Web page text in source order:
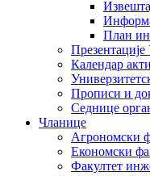
План
Презентације
Календар
Прописи и
Седнице
Чланице
Агрономски
Економски
Факултет